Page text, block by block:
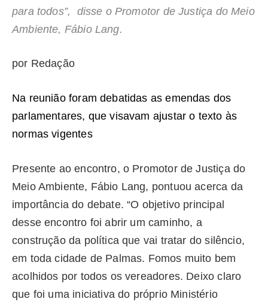
para todos”, disse o Promotor de Justiça do Meio
Ambiente, Fábio Lang.
por Redação
Na reunião foram debatidas as emendas dos
parlamentares, que visavam ajustar o texto às
normas vigentes
Presente ao encontro, o Promotor de Justiça do
Meio Ambiente, Fábio Lang, pontuou acerca da
importância do debate. “O objetivo principal
desse encontro foi abrir um caminho, a
construção da política que vai tratar do silêncio,
em toda cidade de Palmas. Fomos muito bem
acolhidos por todos os vereadores. Deixo claro
que foi uma iniciativa do próprio Ministério